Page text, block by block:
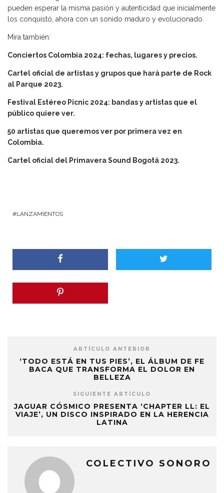
pueden esperar la misma pasión y autenticidad que inicialmente
los conquistó, ahora con un sonido maduro y evolucionado.
Mira también:
Conciertos Colombia 2024: fechas, lugares y precios.
Cartel oficial de artistas y grupos que hará parte de Rock
al Parque 2023.
Festival Estéreo Picnic 2024: bandas y artistas que el
público quiere ver.
50 artistas que queremos ver por primera vez en
Colombia.
Cartel oficial del Primavera Sound Bogotá 2023.
LANZAMIENTOS
ARTÍCULO ANTERIOR
‘TODO ESTÁ EN TUS PIES’, EL ÁLBUM DE FE
BACA QUE TRANSFORMA EL DOLOR EN
BELLEZA
SIGUIENTE ARTÍCULO
JAGUAR CÓSMICO PRESENTA ‘CHAPTER LL: EL
VIAJE’, UN DISCO INSPIRADO EN LA HERENCIA
LATINA
COLECTIVO SONORO